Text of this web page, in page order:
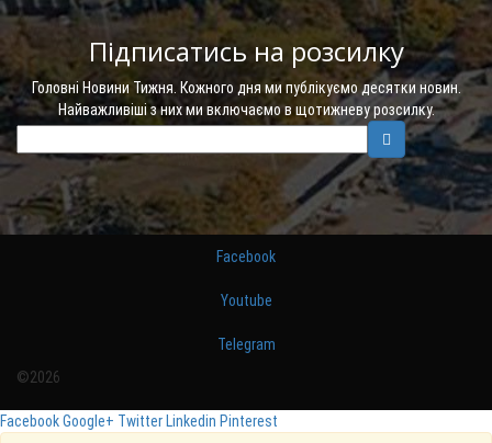
Підписатись на розсилку
Головні Новини Тижня. Кожного дня ми публікуємо десятки новин.
Найважливіші з них ми включаємо в щотижневу розсилку.
Facebook
Youtube
Telegram
©2026
FacebookGoogle+ Twitter Linkedin Pinterest